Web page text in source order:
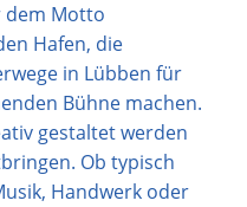
Motto
Hafen, die
in Lübben für
Bühne machen.
gestaltet werden
Ob typisch
Handwerk oder